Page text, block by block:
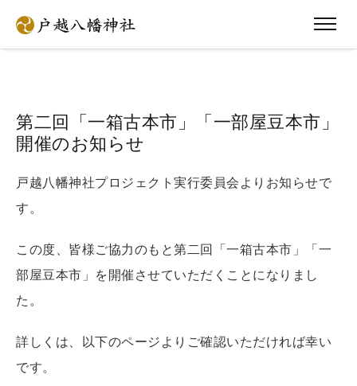
第二回「一箱古本市」「一部屋豆本市」
開催のお知らせ
戸越八幡神社プロジェクト実行委員会よりお知らせで
す。
この度、皆様ご協力のもと第二回「一箱古本市」「一
部屋豆本市」を開催させていただくことになりまし
た。
詳しくは、以下のページよりご確認いただければ幸い
です。